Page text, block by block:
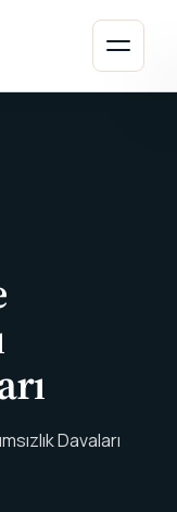
Davaları